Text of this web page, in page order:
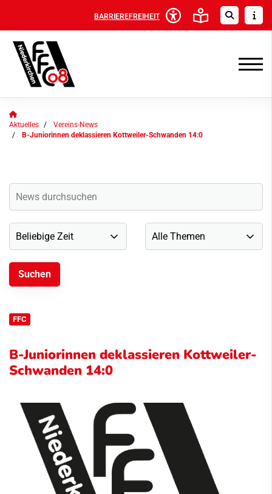
BARRIEREFREIHEIT
Aktuelles
Vereins-News
B-Juniorinnen deklassieren Kottweiler-Schwanden 14:0
FFC
B-Juniorinnen deklassieren Kottweiler-
Schwanden 14:0